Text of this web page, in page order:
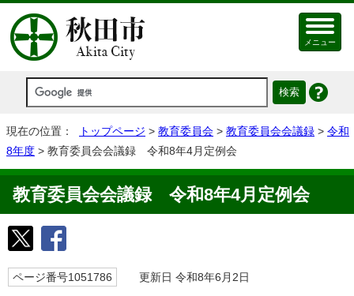
メニュー
現在の位置： トップページ > 教育委員会 > 教育委員会会議録 > 令和
8年度 > 教育委員会会議録 令和8年4月定例会
教育委員会会議録 令和8年4月定例会
ページ番号1051786 更新日 令和8年6月2日